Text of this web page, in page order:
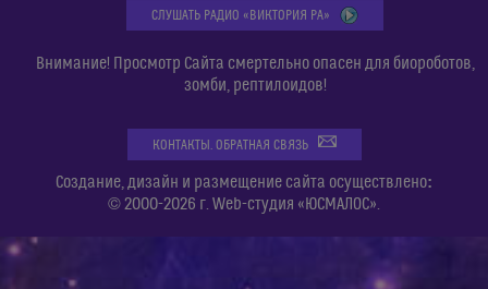
СЛУШАТЬ РАДИО «ВИКТОРИЯ РА»
Внимание! Просмотр Сайта смертельно опасен для биороботов,
зомби, рептилоидов!
КОНТАКТЫ. ОБРАТНАЯ СВЯЗЬ
Создание, дизайн и размещение сайта осуществлено:
© 2000-2026 г. Web-студия «ЮСМАЛОС».